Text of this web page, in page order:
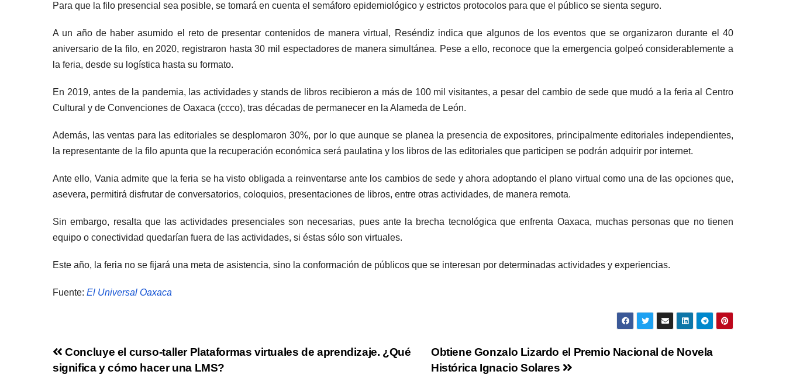
Para que la filo presencial sea posible, se tomará en cuenta el semáforo epidemiológico y estrictos protocolos para que el público se sienta seguro.
A un año de haber asumido el reto de presentar contenidos de manera virtual, Reséndiz indica que algunos de los eventos que se organizaron durante el 40
aniversario de la filo, en 2020, registraron hasta 30 mil espectadores de manera simultánea. Pese a ello, reconoce que la emergencia golpeó considerablemente a
la feria, desde su logística hasta su formato.
En 2019, antes de la pandemia, las actividades y stands de libros recibieron a más de 100 mil visitantes, a pesar del cambio de sede que mudó a la feria al Centro
Cultural y de Convenciones de Oaxaca (ccco), tras décadas de permanecer en la Alameda de León.
Además, las ventas para las editoriales se desplomaron 30%, por lo que aunque se planea la presencia de expositores, principalmente editoriales independientes,
la representante de la filo apunta que la recuperación económica será paulatina y los libros de las editoriales que participen se podrán adquirir por internet.
Ante ello, Vania admite que la feria se ha visto obligada a reinventarse ante los cambios de sede y ahora adoptando el plano virtual como una de las opciones que,
asevera, permitirá disfrutar de conversatorios, coloquios, presentaciones de libros, entre otras actividades, de manera remota.
Sin embargo, resalta que las actividades presenciales son necesarias, pues ante la brecha tecnológica que enfrenta Oaxaca, muchas personas que no tienen
equipo o conectividad quedarían fuera de las actividades, si éstas sólo son virtuales.
Este año, la feria no se fijará una meta de asistencia, sino la conformación de públicos que se interesan por determinadas actividades y experiencias.
Fuente: El Universal Oaxaca
Obtiene Gonzalo Lizardo el Premio Nacional de Novela
Histórica Ignacio Solares
Concluye el curso-taller Plataformas virtuales de aprendizaje. ¿Qué
significa y cómo hacer una LMS?